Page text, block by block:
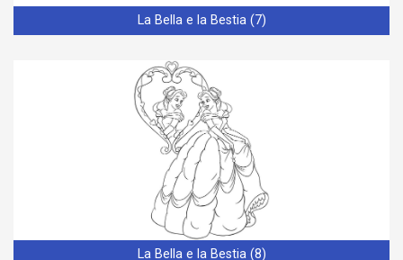
La Bella e la Bestia (7)
La Bella e la Bestia (8)